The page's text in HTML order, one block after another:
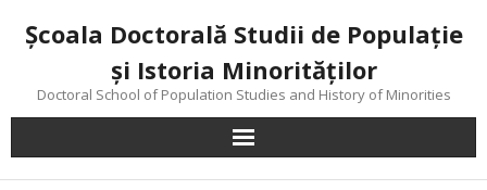
content
Şcoala Doctorală Studii de Populaţie
şi Istoria Minorităţilor
Doctoral School of Population Studies and History of Minorities